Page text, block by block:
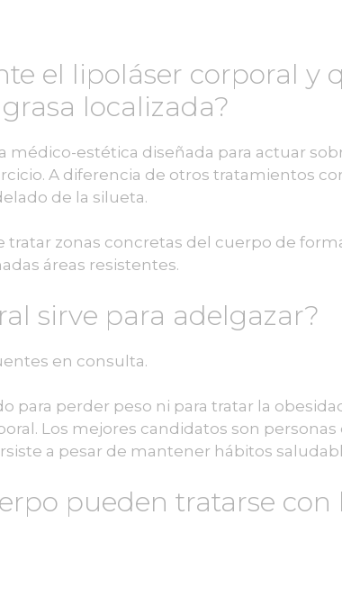
el lipoláser corporal y
localizada?
médico-estética diseñada para actuar
A diferencia de otros tratamientos
de la silueta.
zonas concretas del cuerpo de
áreas resistentes.
sirve para adelgazar?
en consulta.
para perder peso ni para tratar la
Los mejores candidatos son
a pesar de mantener hábitos
pueden tratarse con